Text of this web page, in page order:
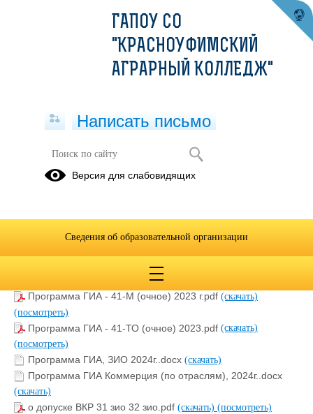
Документы 2023-2024 учебного года
Программа ГИА 2023-2024 учебный год 51-Э, 52-Э.docx
Программа ГИА - 41-М (очное) 2023 г.pdf (скачать)
(посмотреть)
Программа ГИА - 41-ТО (очное) 2023.pdf (скачать)
(посмотреть)
Программа ГИА, ЗИО 2024г..docx (скачать)
Программа ГИА Коммерция (по отраслям), 2024г..docx
(скачать)
о допуске ВКР 31 зио 32 зио.pdf (скачать) (посмотреть)
ГАПОУ СО
"КРАСНОУФИМСКИЙ
АГРАРНЫЙ КОЛЛЕДЖ"
Написать письмо
Версия для слабовидящих
Сведения об образовательной организации